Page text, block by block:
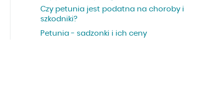
Czy petunia jest podatna na choroby i
szkodniki?
Petunia - sadzonki i ich ceny